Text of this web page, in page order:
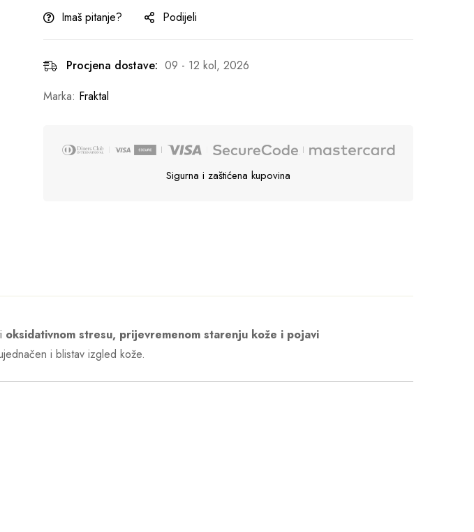
Imaš pitanje? Podijeli
Procjena dostave: 09 - 12 kol, 2026
Marka: Fraktal
Sigurna i zaštićena kupovina
oksidativnom stresu, prijevremenom starenju kože i pojavi
i blistav izgled kože.